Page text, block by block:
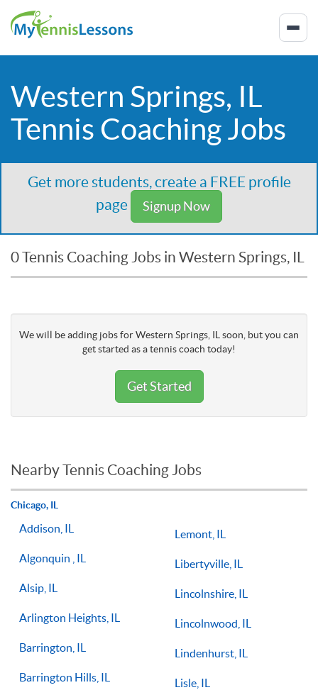
Western Springs, IL
Tennis Coaching Jobs
Get more students, create a FREE profile
page
Signup Now
0 Tennis Coaching Jobs in Western Springs, IL
We will be adding jobs for Western Springs, IL soon, but you can
get started as a tennis coach today!
Get Started
Nearby Tennis Coaching Jobs
Chicago, IL
Addison, IL
Algonquin , IL
Alsip, IL
Arlington Heights, IL
Barrington, IL
Barrington Hills, IL
Lemont, IL
Libertyville, IL
Lincolnshire, IL
Lincolnwood, IL
Lindenhurst, IL
Lisle, IL